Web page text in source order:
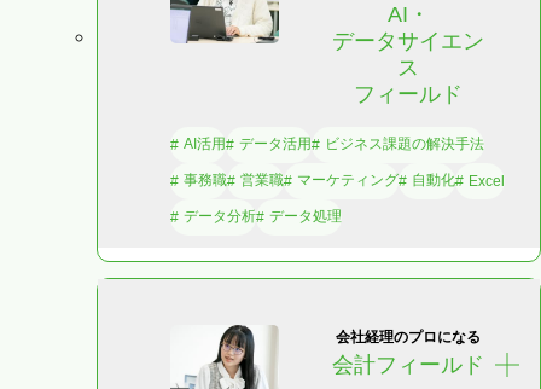
AI・
データサイエン
ス
フィールド
AI活用 データ活用 ビジネス課題の解決手法
事務職 営業職 マーケティング 自動化 Excel
データ分析 データ処理
会社経理のプロになる
会計フィールド